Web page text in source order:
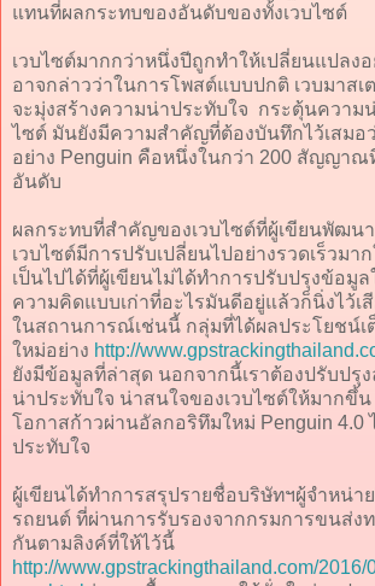
แทนที่ผลกระทบของอันดับของทั้งเวบไซต์
เวบไซต์มากกว่าหนึ่งปีถูกทำให้เปลี่ยนแปลง
อาจกล่าวว่าในการโพสต์แบบปกติ เวบมาสเ
จะมุ่งสร้างความน่าประทับใจ กระตุ้นความ
ไซต์ มันยังมีความสำคัญที่ต้องบันทึกไว้เสมอ
อย่าง Penguin คือหนึ่งในกว่า 200 สัญญาณ
อันดับ
ผลกระทบที่สำคัญของเวบไซต์ที่ผู้เขียนพัฒน
เวบไซต์มีการปรับเปลี่ยนไปอย่างรวดเร็วมา
เป็นไปได้ที่ผู้เขียนไม่ได้ทำการปรับปรุงข้อมู
ความคิดแบบเก่าที่อะไรมันดีอยู่แล้วก็นิ่งไว้เ
ในสถานการณ์เช่นนี้ กลุ่มที่ได้ผลประโยชน์เ
ใหม่อย่าง http://
ยังมีข้อมูลที่ล่าสุด นอกจากนี้เราต้องปรับปรุ
น่าประทับใจ น่าสนใจของเวบไซต์ให้มากขึ้น
โอกาสก้าวผ่านอัลกอริทึมใหม่ Penguin 4.0
ประทับใจ
ผู้เขียนได้ทำการสรุปรายชื่อบริษัทฯผู้จำหน่า
รถยนต์ ที่ผ่านการรับรองจากกรมการขนส่ง
กันตามลิงค์ที่ให้ไว้นี้
http://www.gpstrackingthailand.com/2016/